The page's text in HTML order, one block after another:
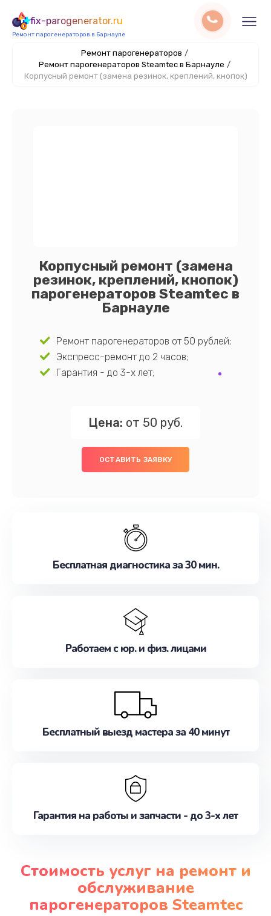
fix-parogenerator.ru
Ремонт парогенераторов в Барнауле
Ремонт парогенераторов /
Ремонт парогенераторов Steamtec в Барнауле /
Корпусный ремонт (замена резинок, креплений, кнопок)
Корпусный ремонт (замена
резинок, креплений, кнопок)
парогенераторов Steamtec в
Барнауле
Ремонт парогенераторов от 50 рублей;
Экспресс-ремонт до 2 часов;
Гарантия - до 3-х лет;
Цена: от 50 руб.
ОСТАВИТЬ ЗАЯВКУ
Бесплатная диагностика за 30 мин.
Работаем с юр. и физ. лицами
Бесплатный выезд мастера за 40 минут
Гарантия на работы и запчасти - до 3-х лет
Стоимость услуг на ремонт и
обслуживание
парогенераторов Steamtec